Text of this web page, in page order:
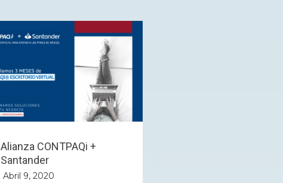
Alianza CONTPAQi +
Santander
Abril 9, 2020